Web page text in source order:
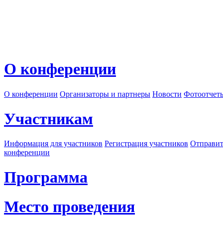
О конференции
О конференции Организаторы и партнеры Новости
Участникам
Информация для участников Регистрация участников
конференции
Программа
Место проведения